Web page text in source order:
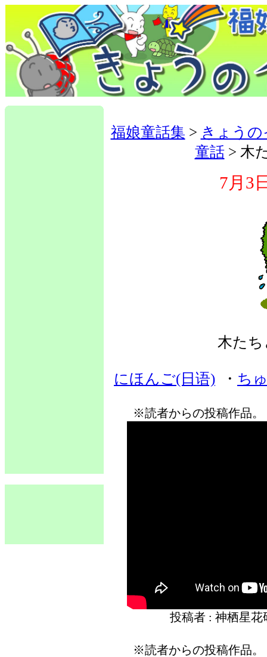
福娘童話集 > きょう
童話> 木
7月3
木た
にほんご(日语) ・ ち
※読者からの投稿作品
投稿者 : 神栖星
※読者からの投稿作品